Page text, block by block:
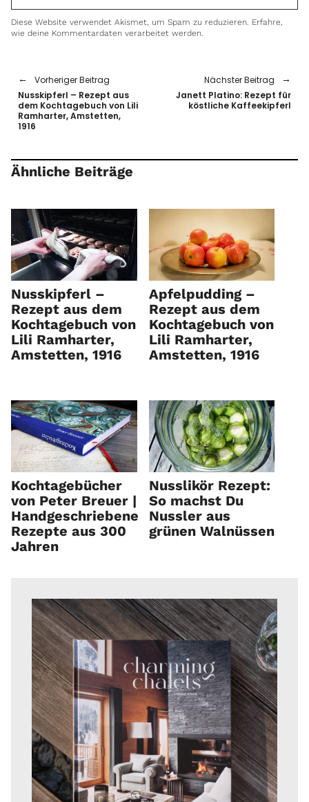
Diese Website verwendet Akismet, um Spam zu reduzieren. Erfahre,
wie deine Kommentardaten verarbeitet werden.
Vorheriger Beitrag
Nusskipferl – Rezept aus
dem Kochtagebuch von Lili
Ramharter, Amstetten,
1916
Nächster Beitrag
Janett Platino: Rezept für
köstliche Kaffeekipferl
Ähnliche Beiträge
Nusskipferl –
Rezept aus dem
Kochtagebuch von
Lili Ramharter,
Amstetten, 1916
Apfelpudding –
Rezept aus dem
Kochtagebuch von
Lili Ramharter,
Amstetten, 1916
Kochtagebücher
von Peter Breuer |
Handgeschriebene
Rezepte aus 300
Jahren
Nusslikör Rezept:
So machst Du
Nussler aus
grünen Walnüssen